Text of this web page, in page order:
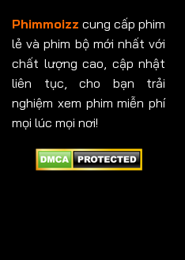
Phimmoizz cung cấp phim
lẻ và phim bộ mới nhất với
chất lượng cao, cập nhật
liên tục, cho bạn trải
nghiệm xem phim miễn phí
mọi lúc mọi nơi!